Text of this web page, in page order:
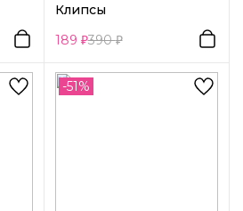
Клипсы
189
390
-51%